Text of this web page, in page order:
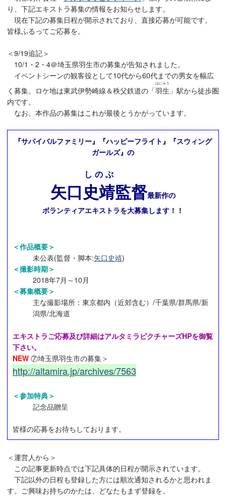
り、下記エキストラ募集の情報をお知らせします。
現在下記の募集日程が開示されており、直接応募が可能です。
皆様ふるってご応募を。
＜9/19追記＞
10/1・2・4＠埼玉県羽生市の募集が告知されました。
イベントシーンの観客役として10代から60代までの男女を幅広
く募集。ロケ地は東武伊勢崎線＆秩父鉄道の「羽生
はにゅう
」駅から徒歩圏
内です。
なお、本作品の募集はこれが最後とうかがっています。
『サバイバルファミリー』『ハッピーフライト』『スウィング
ガールズ』の
矢口史靖
しのぶ
監督最新作の
ボランティアエキストラを大募集します！！
＜作品概要＞
未公表(監督・脚本:矢口史靖)
＜撮影時期＞
2018年7月～10月
＜募集概要＞
主な撮影場所：東京都内（近郊含む）/千葉県/群馬県/新
潟県/北海道
エキストラご応募及び詳細はアルタミラピクチャーズHPを御覧
下さい。
NEW ⑦埼玉県羽生市の募集＞
http://altamira.jp/archives/7563
＜参加特典＞
記念品贈呈
皆様の応募をお待ちしております。
＜運営人から＞
この記事更新時点では下記具体的日程が開示されています。
下記以外の日程も登録した方には順次通知されるかと思われま
す。ご興味お持ちのかたは、どなたもまず登録を。